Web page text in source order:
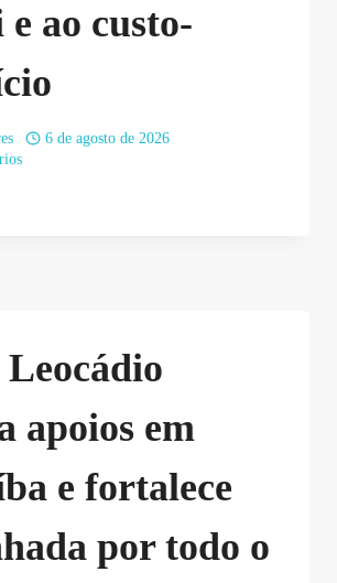
e ao custo-
6 de agosto de 2026
Leocádio
apoios em
e fortalece
por todo o